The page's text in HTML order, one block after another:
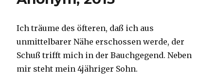
Ich träume des öfteren, daß ich aus
unmittelbarer Nähe erschossen werde, der
Schuß trifft mich in der Bauchgegend. Neben
mir steht mein 4jähriger Sohn.